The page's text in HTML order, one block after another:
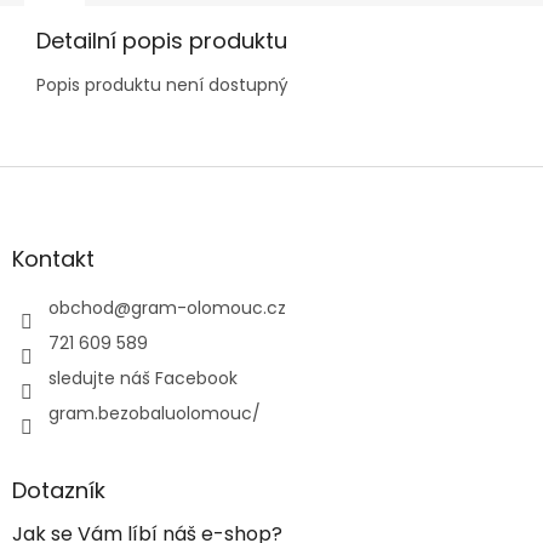
Detailní popis produktu
Popis produktu není dostupný
Z
aKontakt
obchod@gram-olomouc.cz
721 609 589
sledujte náš Facebook
gram.bezobaluolomouc/
Dotazník
Jak se Vám líbí náš e-shop?